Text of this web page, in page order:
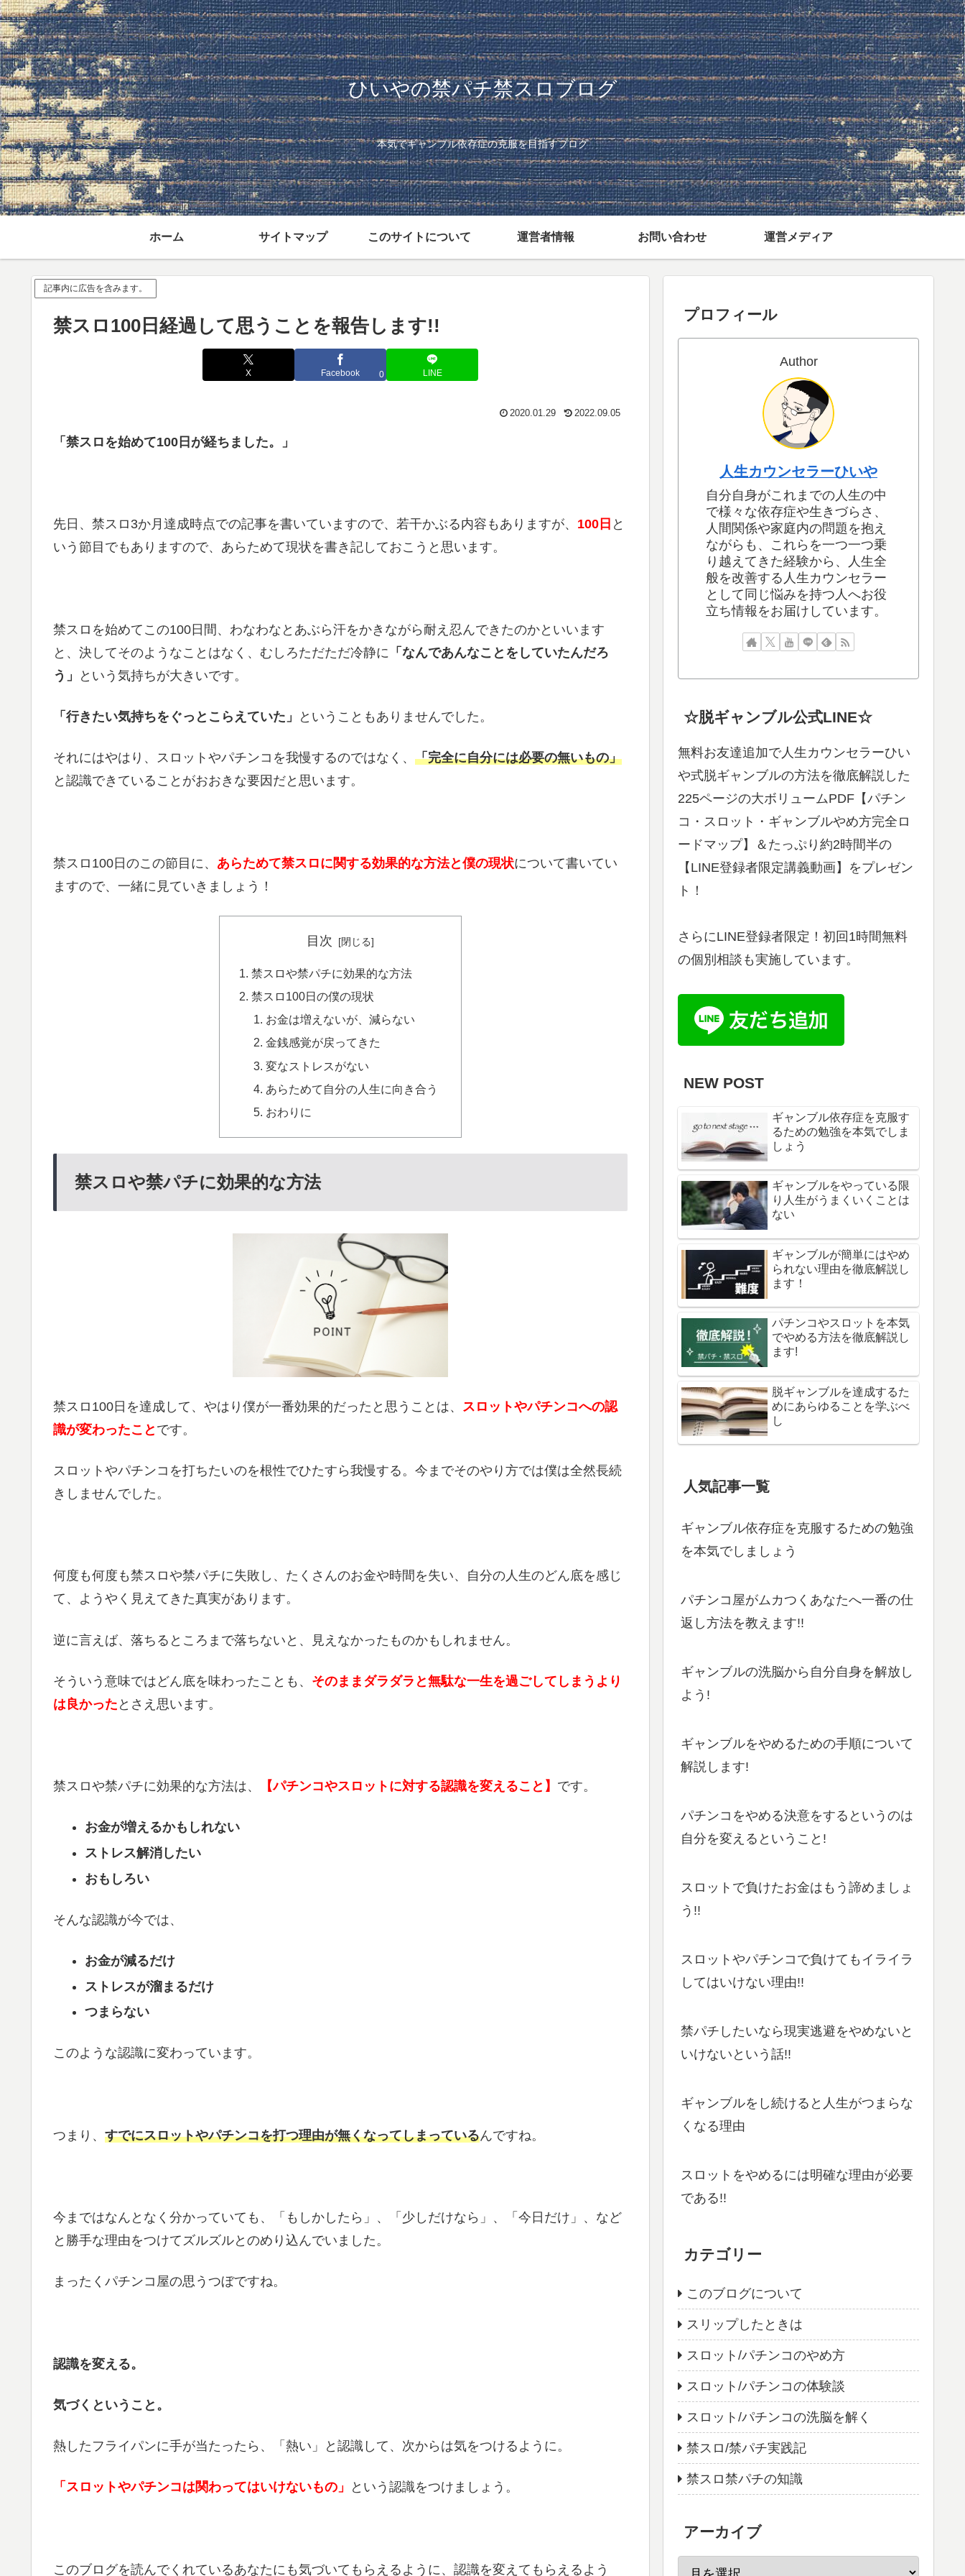
ひいやの禁パチ禁スロブログ
本気でギャンブル依存症の克服を目指すブログ
ホーム サイトマップ このサイトについて 運営者情報 お問い合わせ 運営メディア
記事内に広告を含みます。
禁スロ100日経過して思うことを報告します!!
X Facebook 0 LINE
2020.01.29 2022.09.05
「禁スロを始めて100日が経ちました。」
先日、禁スロ3か月達成時点での記事を書いていますので、若干かぶる内容もありますが、 100日 と
いう節目でもありますので、あらためて現状を書き記しておこうと思います。
禁スロを始めてこの100日間、わなわなとあぶら汗をかきながら耐え忍んできたのかといいます
と、決してそのようなことはなく、むしろただただ冷静に 「なんであんなことをしていたんだろ
う」
という気持ちが大きいです。
「行きたい気持ちをぐっとこらえていた」 ということもありませんでした。
それにはやはり、スロットやパチンコを我慢するのではなく、 「完全に自分には必要の無いもの」
と認識できていることがおおきな要因だと思います。
禁スロ100日のこの節目に、 あらためて禁スロに関する効果的な方法と僕の現状について書いてい
ますので、一緒に見ていきましょう！
目次
禁スロや禁パチに効果的な方法
禁スロ100日の僕の現状
お金は増えないが、減らない
金銭感覚が戻ってきた
変なストレスがない
あらためて自分の人生に向き合う
おわりに
禁スロや禁パチに効果的な方法
禁スロ100日を達成して、やはり僕が一番効果的だったと思うことは、 スロットやパチンコへの認
識が変わったこと です。
スロットやパチンコを打ちたいのを根性でひたすら我慢する。今までそのやり方では僕は全然長続
きしませんでした。
何度も何度も禁スロや禁パチに失敗し、たくさんのお金や時間を失い、自分の人生のどん底を感じ
て、ようやく見えてきた真実があります。
逆に言えば、落ちるところまで落ちないと、見えなかったものかもしれません。
そういう意味ではどん底を味わったことも、 そのままダラダラと無駄な一生を過ごしてしまうより
は良かった とさえ思います。
禁スロや禁パチに効果的な方法は、 【パチンコやスロットに対する認識を変えること】 です。
お金が増えるかもしれない
ストレス解消したい
おもしろい
そんな認識が今では、
お金が減るだけ
ストレスが溜まるだけ
つまらない
このような認識に変わっています。
つまり、 すでにスロットやパチンコを打つ理由が無くなってしまっているんですね。
今まではなんとなく分かっていても、「もしかしたら」、「少しだけなら」、「今日だけ」、など
と勝手な理由をつけてズルズルとのめり込んでいました。
まったくパチンコ屋の思うつぼですね。
認識を変える。
気づくということ。
熱したフライパンに手が当たったら、「熱い」と認識して、次からは気をつけるように。
「スロットやパチンコは関わってはいけないもの」 という認識をつけましょう。
このブログを読んでくれているあなたにも気づいてもらえるように、認識を変えてもらえるよう
プロフィール
Author
人生カウンセラーひいや
自分自身がこれまでの人生の中
で様々な依存症や生きづらさ、
人間関係や家庭内の問題を抱え
ながらも、これらを一つ一つ乗
り越えてきた経験から、人生全
般を改善する人生カウンセラー
として同じ悩みを持つ人へお役
立ち情報をお届けしています。
☆脱ギャンブル公式LINE☆
無料お友達追加で人生カウンセラーひい
や式脱ギャンブルの方法を徹底解説した
225ページの大ボリュームPDF【パチン
コ・スロット・ギャンブルやめ方完全ロ
ードマップ】＆たっぷり約2時間半の
【LINE登録者限定講義動画】をプレゼン
ト！
さらにLINE登録者限定！初回1時間無料
の個別相談も実施しています。
NEW POST
ギャンブル依存症を克服す
るための勉強を本気でしま
しょう
ギャンブルをやっている限
り人生がうまくいくことは
ない
ギャンブルが簡単にはやめ
られない理由を徹底解説し
ます！
パチンコやスロットを本気
でやめる方法を徹底解説し
ます!
脱ギャンブルを達成するた
めにあらゆることを学ぶべ
し
人気記事一覧
ギャンブル依存症を克服するための勉強
を本気でしましょう
パチンコ屋がムカつくあなたへ一番の仕
返し方法を教えます!!
ギャンブルの洗脳から自分自身を解放し
よう!
ギャンブルをやめるための手順について
解説します!
パチンコをやめる決意をするというのは
自分を変えるということ!
スロットで負けたお金はもう諦めましょ
う!!
スロットやパチンコで負けてもイライラ
してはいけない理由!!
禁パチしたいなら現実逃避をやめないと
いけないという話!!
ギャンブルをし続けると人生がつまらな
くなる理由
スロットをやめるには明確な理由が必要
である!!
カテゴリー
このブログについて
スリップしたときは
スロット/パチンコのやめ方
スロット/パチンコの体験談
スロット/パチンコの洗脳を解く
禁スロ/禁パチ実践記
禁スロ禁パチの知識
アーカイブ